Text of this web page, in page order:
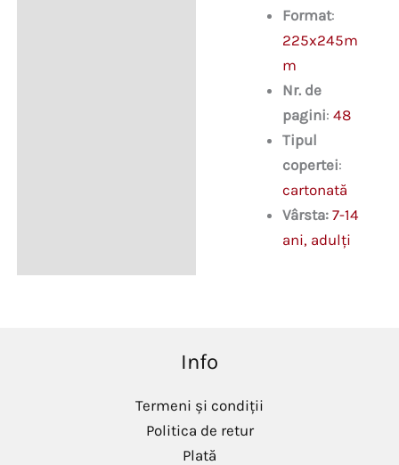
Format:
225x245m
m
Nr. de
pagini: 48
Tipul
copertei:
cartonată
Vârsta: 7-14
ani, adulți
Info
Termeni și condiții
Politica de retur
Plată